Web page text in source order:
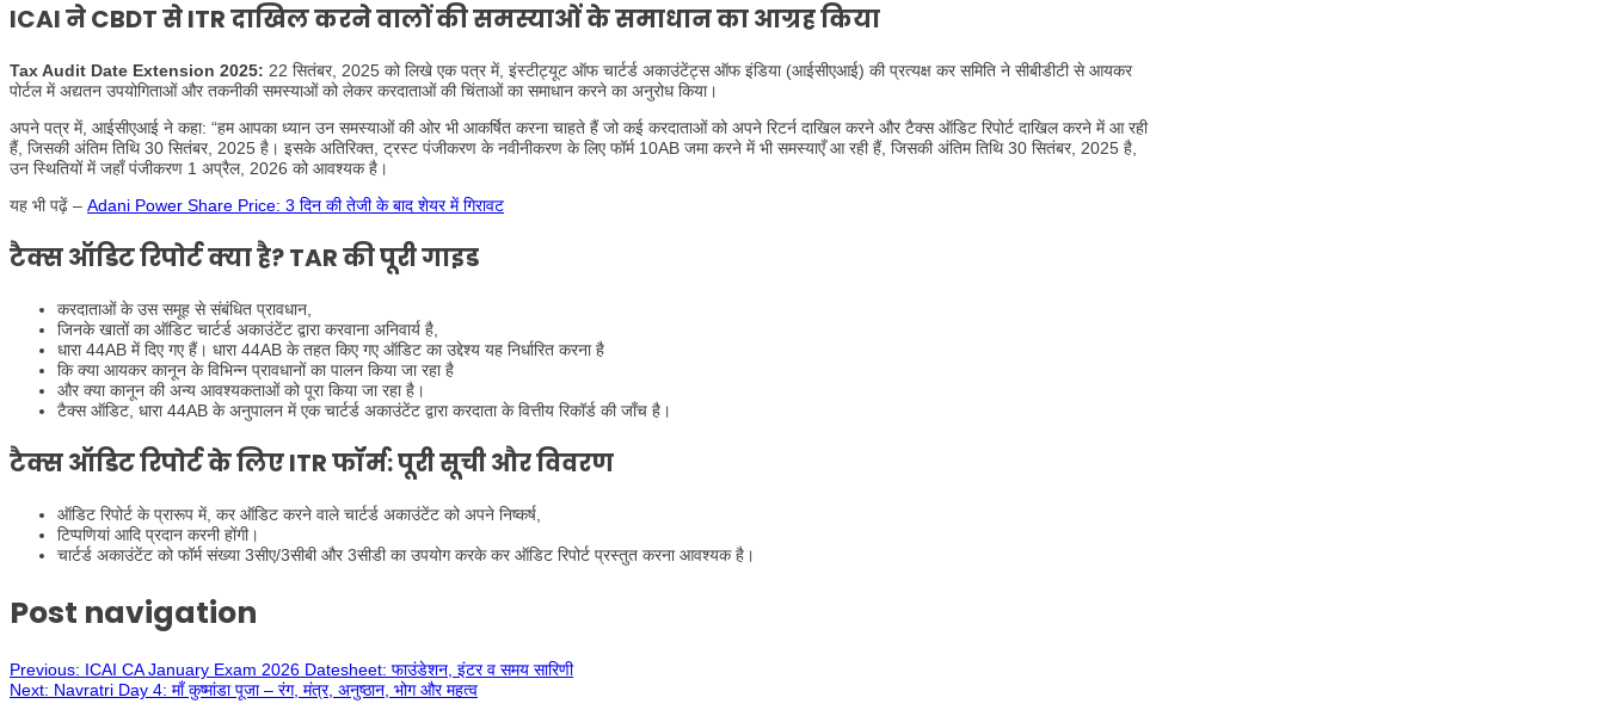
ICAI ने CBDT से ITR दाखिल करने वालों की समस्याओं के समाधान का आग्रह किया
Tax Audit Date Extension 2025: 22 सितंबर, 2025 को लिखे एक पत्र में, इंस्टीट्यूट ऑफ चार्टर्ड अकाउंटेंट्स ऑफ इंडिया (आईसीएआई) की प्रत्यक्ष कर समिति ने सीबीडीटी से आयकर
पोर्टल में अद्यतन उपयोगिताओं और तकनीकी समस्याओं को लेकर करदाताओं की चिंताओं का समाधान करने का अनुरोध किया।
अपने पत्र में, आईसीएआई ने कहा: “हम आपका ध्यान उन समस्याओं की ओर भी आकर्षित करना चाहते हैं जो कई करदाताओं को अपने रिटर्न दाखिल करने और टैक्स ऑडिट रिपोर्ट दाखिल करने में आ रही
हैं, जिसकी अंतिम तिथि 30 सितंबर, 2025 है। इसके अतिरिक्त, ट्रस्ट पंजीकरण के नवीनीकरण के लिए फॉर्म 10AB जमा करने में भी समस्याएँ आ रही हैं, जिसकी अंतिम तिथि 30 सितंबर, 2025 है,
उन स्थितियों में जहाँ पंजीकरण 1 अप्रैल, 2026 को आवश्यक है।
यह भी पढ़ें – Adani Power Share Price: 3 दिन की तेजी के बाद शेयर में गिरावट
टैक्स ऑडिट रिपोर्ट क्या है? TAR की पूरी गाइड
करदाताओं के उस समूह से संबंधित प्रावधान,
जिनके खातों का ऑडिट चार्टर्ड अकाउंटेंट द्वारा करवाना अनिवार्य है,
धारा 44AB में दिए गए हैं। धारा 44AB के तहत किए गए ऑडिट का उद्देश्य यह निर्धारित करना है
कि क्या आयकर कानून के विभिन्न प्रावधानों का पालन किया जा रहा है
और क्या कानून की अन्य आवश्यकताओं को पूरा किया जा रहा है।
टैक्स ऑडिट, धारा 44AB के अनुपालन में एक चार्टर्ड अकाउंटेंट द्वारा करदाता के वित्तीय रिकॉर्ड की जाँच है।
टैक्स ऑडिट रिपोर्ट के लिए ITR फॉर्म: पूरी सूची और विवरण
ऑडिट रिपोर्ट के प्रारूप में, कर ऑडिट करने वाले चार्टर्ड अकाउंटेंट को अपने निष्कर्ष,
टिप्पणियां आदि प्रदान करनी होंगी।
चार्टर्ड अकाउंटेंट को फॉर्म संख्या 3सीए/3सीबी और 3सीडी का उपयोग करके कर ऑडिट रिपोर्ट प्रस्तुत करना आवश्यक है।
Post navigation
Previous: ICAI CA January Exam 2026 Datesheet: फाउंडेशन, इंटर व समय सारिणी
Next: Navratri Day 4: माँ कुष्मांडा पूजा – रंग, मंत्र, अनुष्ठान, भोग और महत्व